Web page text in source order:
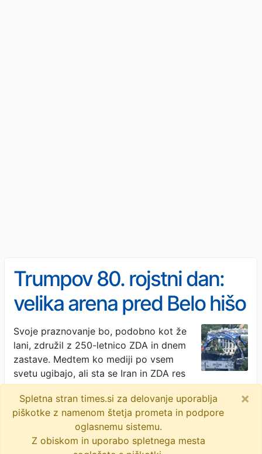
Trumpov 80. rojstni dan:
velika arena pred Belo hišo
in dvoboji UFC
Svoje praznovanje bo, podobno kot že
lani, združil z 250-letnico ZDA in dnem
zastave. Medtem ko mediji po vsem
svetu ugibajo, ali sta se Iran in ZDA res
dogovorila o …
Delo · 1M
rojstni dan zda bela hiša
Spletna stran times.si za delovanje uporablja
piškotke z namenom štetja prometa in podpore
oglasnemu sistemu.
Z obiskom in uporabo spletnega mesta
×